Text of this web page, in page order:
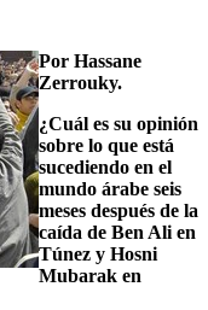
Por Hassane
Zerrouky.
¿Cuál es su opinión
sobre lo que está
sucediendo en el
mundo árabe seis
meses después de la
caída de Ben Ali en
Túnez y Hosni
Mubarak en